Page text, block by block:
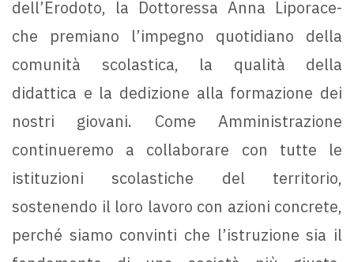
dell’Erodoto, la Dottoressa Anna Liporace-
che premiano l’impegno quotidiano della
comunità scolastica, la qualità della
didattica e la dedizione alla formazione dei
nostri giovani. Come Amministrazione
continueremo a collaborare con tutte le
istituzioni scolastiche del territorio,
sostenendo il loro lavoro con azioni concrete,
perché siamo convinti che l’istruzione sia il